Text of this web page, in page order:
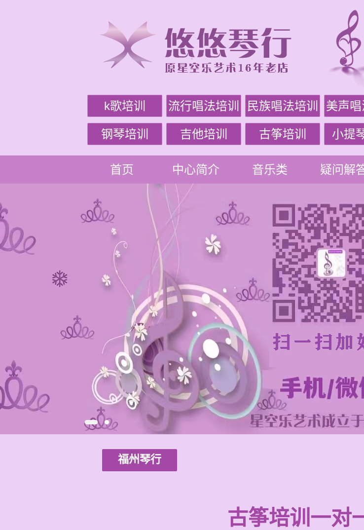
k歌培训 流行唱法培训 民族唱法培训 美声唱
钢琴培训 吉他培训 古筝培训 小提
首页 中心简介 音乐类 疑问解
福州琴行
古筝培训一对